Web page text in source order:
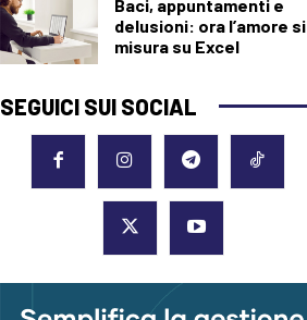
Baci, appuntamenti e
delusioni: ora l’amore si
misura su Excel
SEGUICI SUI SOCIAL